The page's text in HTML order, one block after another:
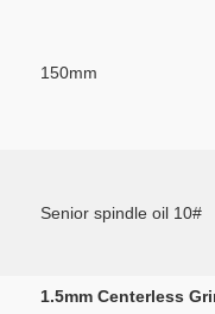
150mm
Senior spindle oil 10#
1.5mm Centerless